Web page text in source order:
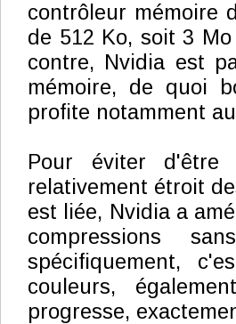
contrôleur mémoire
de 512 Ko, soit 3
contre, Nvidia est
mémoire, de quoi
profite notamment
Pour éviter
relativement étroit
est liée, Nvidia a
compressions
spécifiquement,
couleurs,
progresse,